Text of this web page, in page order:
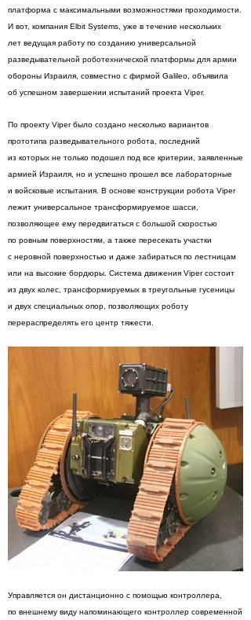
платформа с максимальными возможностями проходимости.
И вот, компания Elbit Systems, уже в течение нескольких
лет ведущая работу по созданию универсальной
разведывательной роботехнической платформы для армии
обороны Израиля, совместно с фирмой Galileo, объявила
об успешном завершении испытаний проекта Viper.
По проекту Viper было создано несколько вариантов
прототипа разведывательного робота, последний
из которых не только подошел под все критерии, заявленные
армией Израиля, но и успешно прошел все лабораторные
и войсковые испытания. В основе конструкции робота Viper
лежит универсальное трансформируемое шасси,
позволяющее ему передвигаться с большой скоростью
по ровным поверхностям, а также пересекать участки
с неровной поверхностью и даже забираться по лестницам
или на высокие бордюры. Система движения Viper состоит
из двух колес, трансформируемых в треугольные гусеницы
и двух специальных опор, позволяющих роботу
перераспределять его центр тяжести.
Управляется он дистанционно с помощью контроллера,
по внешнему виду напоминающего контроллер современной